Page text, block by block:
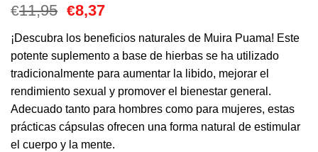
€11,95 El
original
era:
€11,95.
€8,37El
actual
es:
€8,37.
¡Descubra los beneficios naturales de Muira Puama! Este
potente suplemento a base de hierbas se ha utilizado
tradicionalmente para aumentar la libido, mejorar el
rendimiento sexual y promover el bienestar general.
Adecuado tanto para hombres como para mujeres, estas
prácticas cápsulas ofrecen una forma natural de estimular
el cuerpo y la mente.